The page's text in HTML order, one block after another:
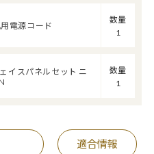
電源コード
数量
1
イスパネルセット ニ
数量
1
適合情報